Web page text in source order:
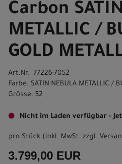
Carbon
METALLIC /
GOLD
Art.Nr. 77226-7052
Farbe: SATIN NEBULA METALLIC /
Grösse: 52
Nicht im Laden verfügbar -
pro Stück (inkl. MwSt. zzgl.
3.799,00 EUR